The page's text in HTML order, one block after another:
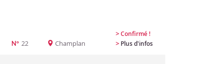
Champlan
N° 22
>Confirmé !
> Plus d'infos